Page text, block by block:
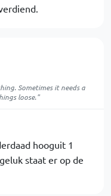
Sometimes it needs a
loose."
hooguit 1
staat er op de